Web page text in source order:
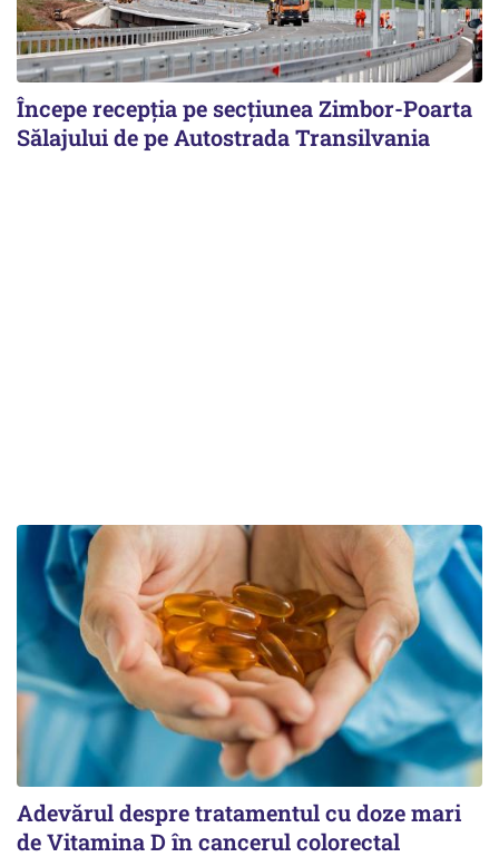
Începe recepţia pe secţiunea Zimbor-Poarta
Sălajului de pe Autostrada Transilvania
Adevărul despre tratamentul cu doze mari
de Vitamina D în cancerul colorectal